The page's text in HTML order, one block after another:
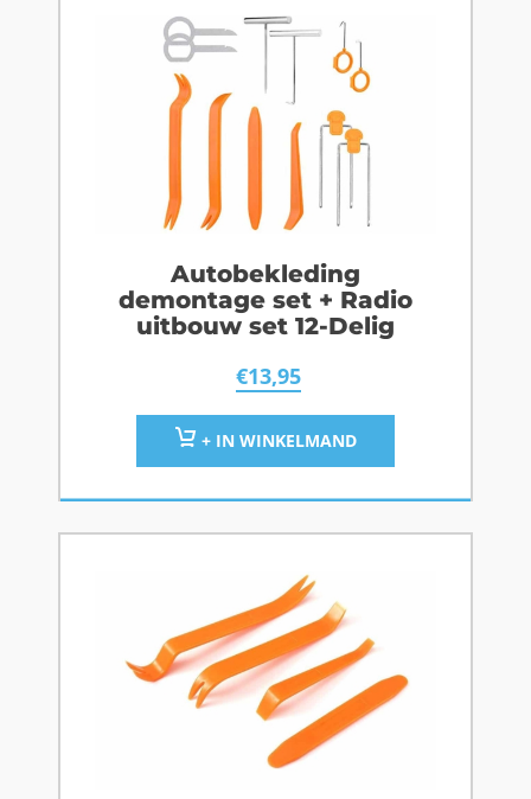
Autobekleding
demontage set + Radio
uitbouw set 12-Delig
€13,95
+ IN WINKELMAND